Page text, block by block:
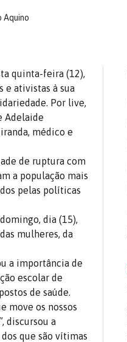
Aquino
quinta-feira (12),
e ativistas à sua
Por live,
Adelaide
médico e
de ruptura com
a população mais
pelas políticas
dia (15),
mulheres, da
a importância de
escolar de
de saúde.
move os nossos
discursou a
que são vítimas